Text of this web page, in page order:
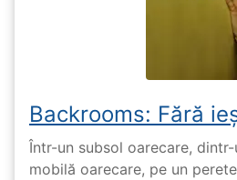
Backrooms: Fără
Într-un subsol oarecare,
mobilă oarecare, pe un